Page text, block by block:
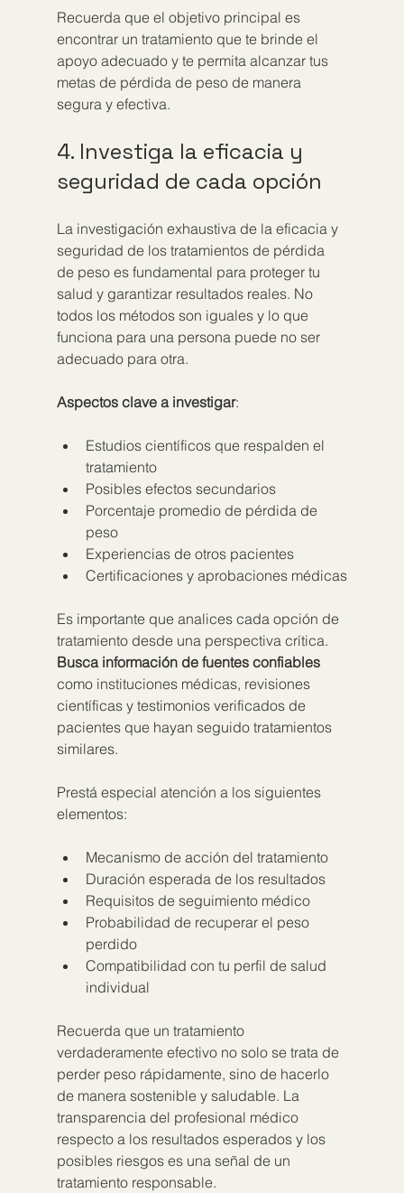
Recuerda que el objetivo principal es
encontrar un tratamiento que te brinde el
apoyo adecuado y te permita alcanzar tus
metas de pérdida de peso de manera
segura y efectiva.
4. Investiga la eficacia y
seguridad de cada opción
La investigación exhaustiva de la eficacia y
seguridad de los tratamientos de pérdida
de peso es fundamental para proteger tu
salud y garantizar resultados reales. No
todos los métodos son iguales y lo que
funciona para una persona puede no ser
adecuado para otra.
Aspectos clave a investigar:
Estudios científicos que respalden el
tratamiento
Posibles efectos secundarios
Porcentaje promedio de pérdida de
peso
Experiencias de otros pacientes
Certificaciones y aprobaciones médicas
Es importante que analices cada opción de
tratamiento desde una perspectiva crítica.
Busca información de fuentes confiables
como instituciones médicas, revisiones
científicas y testimonios verificados de
pacientes que hayan seguido tratamientos
similares.
Prestá especial atención a los siguientes
elementos:
Mecanismo de acción del tratamiento
Duración esperada de los resultados
Requisitos de seguimiento médico
Probabilidad de recuperar el peso
perdido
Compatibilidad con tu perfil de salud
individual
Recuerda que un tratamiento
verdaderamente efectivo no solo se trata de
perder peso rápidamente, sino de hacerlo
de manera sostenible y saludable. La
transparencia del profesional médico
respecto a los resultados esperados y los
posibles riesgos es una señal de un
tratamiento responsable.